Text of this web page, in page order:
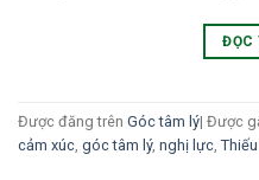
ĐỌC
Được đăng trên Góc tâm lý| Được
cảm xúc, góc tâm lý, nghị lực,